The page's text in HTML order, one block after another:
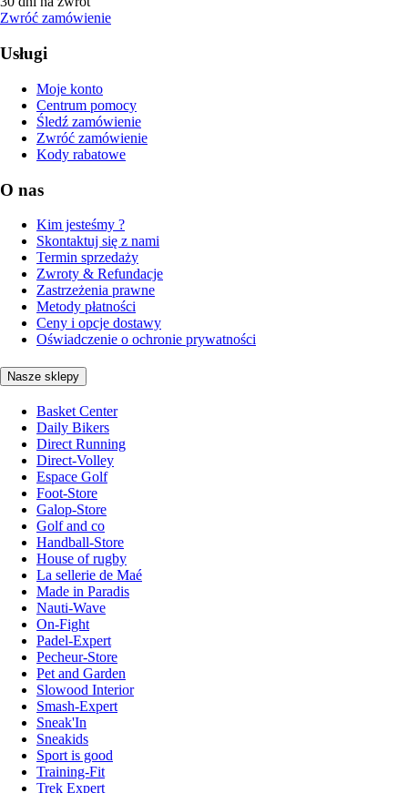
Zwróć zamówienie
Usługi
Moje konto
Centrum pomocy
Śledź zamówienie
Zwróć zamówienie
Kody rabatowe
O nas
Kim jesteśmy ?
Skontaktuj się z nami
Termin sprzedaży
Zwroty & Refundacje
Zastrzeżenia prawne
Metody płatności
Ceny i opcje dostawy
Oświadczenie o ochronie prywatności
Nasze sklepy
Basket Center
Daily Bikers
Direct Running
Direct-Volley
Espace Golf
Foot-Store
Galop-Store
Golf and co
Handball-Store
House of rugby
La sellerie de Maé
Made in Paradis
Nauti-Wave
On-Fight
Padel-Expert
Pecheur-Store
Pet and Garden
Slowood Interior
Smash-Expert
Sneak'In
Sneakids
Sport is good
Training-Fit
Trek Expert